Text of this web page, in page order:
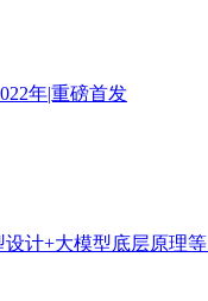
年|重磅首发
计+大模型底层原理